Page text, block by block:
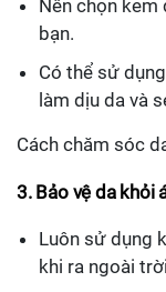
Nên chọn kem
bạn.
Có thể sử
làm dịu da và
Cách chăm sóc
3. Bảo vệ da khỏi
Luôn sử dụng
khi ra ngoài